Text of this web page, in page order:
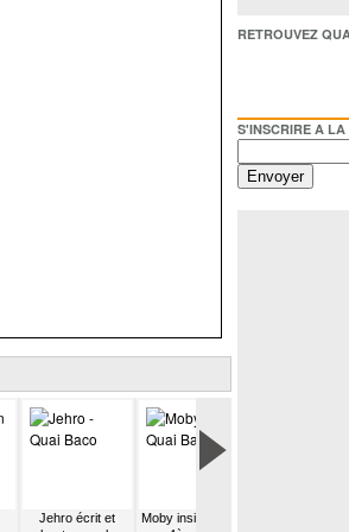
Jehro écrit et
Moby insiste avec
RETROUVEZ
S'INSCRIRE A LA